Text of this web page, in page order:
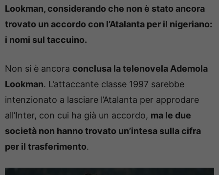
Lookman, considerando che non è stato ancora
trovato un accordo con l’Atalanta per il nigeriano:
i nomi sul taccuino.
Non si è ancora conclusa la telenovela Ademola
Lookman. L’attaccante classe 1997 sarebbe
intenzionato a lasciare l’Atalanta per approdare
all’Inter, con cui ha già un accordo, ma le due
società non hanno trovato un’intesa sulla cifra
per il trasferimento.